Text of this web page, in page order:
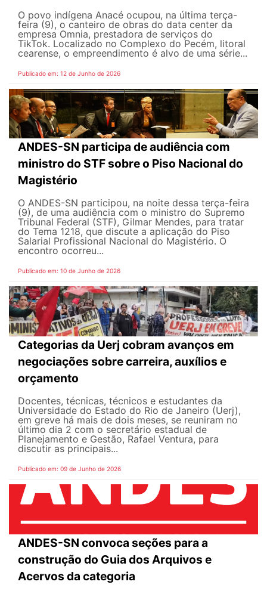
O povo indígena Anacé ocupou, na última terça-
feira (9), o canteiro de obras do data center da
empresa Omnia, prestadora de serviços do
TikTok. Localizado no Complexo do Pecém, litoral
cearense, o empreendimento é alvo de uma série...
Publicado em: 12 de Junho de 2026
ANDES-SN participa de audiência com
ministro do STF sobre o Piso Nacional do
Magistério
O ANDES-SN participou, na noite dessa terça-feira
(9), de uma audiência com o ministro do Supremo
Tribunal Federal (STF), Gilmar Mendes, para tratar
do Tema 1218, que discute a aplicação do Piso
Salarial Profissional Nacional do Magistério. O
encontro ocorreu...
Publicado em: 10 de Junho de 2026
Categorias da Uerj cobram avanços em
negociações sobre carreira, auxílios e
orçamento
Docentes, técnicas, técnicos e estudantes da
Universidade do Estado do Rio de Janeiro (Uerj),
em greve há mais de dois meses, se reuniram no
último dia 2 com o secretário estadual de
Planejamento e Gestão, Rafael Ventura, para
discutir as principais...
Publicado em: 09 de Junho de 2026
ANDES-SN convoca seções para a
construção do Guia dos Arquivos e
Acervos da categoria